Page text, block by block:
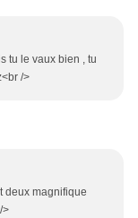
tu le vaux bien , tu
/>
deux magnifique
>